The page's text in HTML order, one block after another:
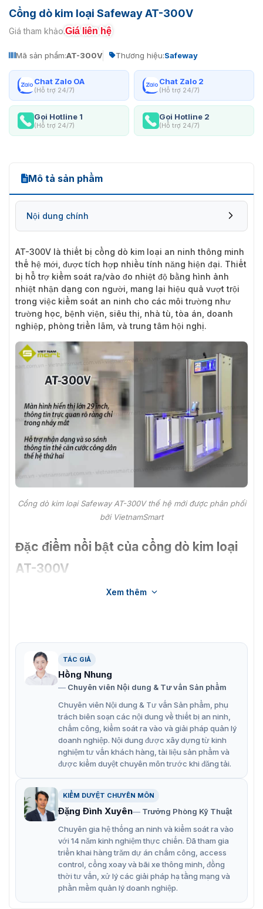
Cổng dò kim loại Safeway AT-300V
Giá tham khảo:Giá liên hệ
Mã sản phẩm:AT-300V Thương hiệu:Safeway
Chat Zalo OA
(Hỗ trợ 24/7)
Chat Zalo 2
(Hỗ trợ 24/7)
Gọi Hotline 1
(Hỗ trợ 24/7)
Gọi Hotline 2
(Hỗ trợ 24/7)
Mô tả sản phẩm
Nội dung chính
AT-300V là thiết bị cổng dò kim loại an ninh thông minh
thế hệ mới, được tích hợp nhiều tính năng hiện đại. Thiết
bị hỗ trợ kiểm soát ra/vào đo nhiệt độ bằng hình ảnh
nhiệt nhận dạng con người, mang lại hiệu quả vượt trội
trong việc kiểm soát an ninh cho các môi trường như
trường học, bệnh viện, siêu thị, nhà tù, tòa án, doanh
nghiệp, phòng triển lãm, và trung tâm hội nghị.
Cổng dò kim loại Safeway AT-300V thế hệ mới được phân phối
bởi VietnamSmart
Đặc điểm nổi bật của cổng dò kim loại
AT-300V
Cổng dò kim loại AT-300V có khả năng phát hiện kim
Bên cạnh đó, cổng dò an ninh này còn có các đặc điểm
đáng chú ý như:
Sử dụng hệ điều hành Android, mang lại tính ổn định
và khả năng mở rộng chức năng một cách mạnh mẽ.
Hệ điều hành này giúp hệ thống tương thích với
nhiều ứng dụng và dịch vụ khác nhau, tạo nên một
nền tảng quản lý thông tin thông minh và hiệu quả.
Được trang bị màn hình 29 inch, giúp hiển thị thông
tin một cách trực quan và rõ ràng. Người dùng có thể
dễ dàng theo dõi dữ liệu hình ảnh nhiệt, vị trí kim
loại, và các thông tin so sánh danh tính một cách
nhanh chóng.
Hệ thống tích hợp chức năng đo nhiệt độ bằng hình
ảnh nhiệt, giúp việc kiểm tra nhiệt độ diễn ra nhanh
chóng và chính xác. Điều này đặc biệt hữu ích trong
các môi trường cần kiểm soát y tế chặt chẽ như bệnh
viện hay sân bay.
Xem thêm
TÁC GIẢ
Hồng Nhung
Chuyên viên Nội dung & Tư vấn Sản phẩm
Chuyên viên Nội dung & Tư vấn Sản phẩm, phụ
trách biên soạn các nội dung về thiết bị an ninh,
chấm công, kiểm soát ra vào và giải pháp quản lý
doanh nghiệp. Nội dung được xây dựng từ kinh
nghiệm tư vấn khách hàng, tài liệu sản phẩm và
được kiểm duyệt chuyên môn trước khi đăng tải.
KIỂM DUYỆT CHUYÊN MÔN
Đặng Đình Xuyên
Trưởng Phòng Kỹ Thuật
Chuyên gia hệ thống an ninh và kiểm soát ra vào
với 14 năm kinh nghiệm thực chiến. Đã tham gia
triển khai hàng trăm dự án chấm công, access
control, cổng xoay và bãi xe thông minh, đồng
thời tư vấn, xử lý các giải pháp hạ tầng mạng và
phần mềm quản lý doanh nghiệp.